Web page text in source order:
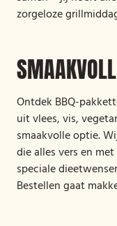
zorgeloze
Ontdek BBQ-
uit vlees, vis,
smaakvolle optie.
die alles vers en
speciale
Bestellen gaat